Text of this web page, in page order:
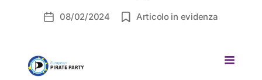
Data08/02/2024 Articolo in evidenza